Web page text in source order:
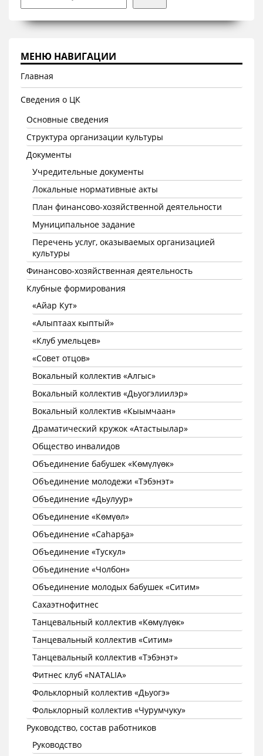
МЕНЮ НАВИГАЦИИ
Главная
Сведения о ЦК
Основные сведения
Структура организации культуры
Документы
Учредительные документы
Локальные нормативные акты
План финансово-хозяйственной деятельности
Муниципальное задание
Перечень услуг, оказываемых организацией
культуры
Финансово-хозяйственная деятельность
Клубные формирования
«Айар Кут»
«Алыптаах кыптый»
«Клуб умельцев»
«Совет отцов»
Вокальный коллектив «Алгыс»
Вокальный коллектив «Дьуогэлиилэр»
Вокальный коллектив «Кыымчаан»
Драматический кружок «Атастыылар»
Общество инвалидов
Объединение бабушек «Көмүлүөк»
Объединение молодежи «Тэбэнэт»
Объединение «Дьулуур»
Объединение «Көмүөл»
Объединение «Саhарҕа»
Объединение «Тускул»
Объединение «Чолбон»
Объединение молодых бабушек «Ситим»
Сахаэтнофитнес
Танцевальный коллектив «Көмүлүөк»
Танцевальный коллектив «Ситим»
Танцевальный коллектив «Тэбэнэт»
Фитнес клуб «NATALIA»
Фольклорный коллектив «Дьуогэ»
Фольклорный коллектив «Чурумчуку»
Руководство, состав работников
Руководство